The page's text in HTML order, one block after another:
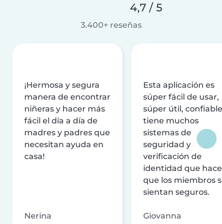
4,7 / 5
3.400+ reseñas
¡Hermosa y segura
manera de encontrar
niñeras y hacer más
fácil el día a día de
madres y padres que
necesitan ayuda en
casa!
Nerina
Esta aplicación es
súper fácil de usar,
súper útil,
tiene muchos
sistemas de
seguridad y
verificación de
identidad que
que los miembros
sientan seguros.
Giovanna